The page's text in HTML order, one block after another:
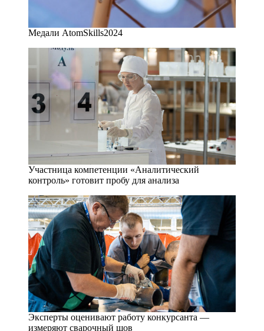
Медали AtomSkills­2024
Участница компетенции «Аналитический
контроль» готовит пробу для анализа
Эксперты оценивают работу конкурсанта —
измеряют сварочный шов